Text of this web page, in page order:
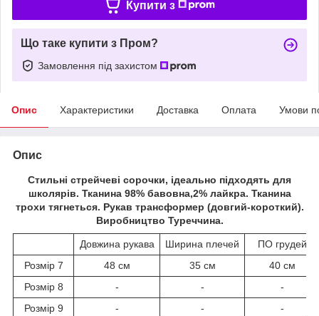
Купити з
Що таке купити з Пром?
Замовлення під захистом
Опис Характеристики Доставка Оплата Умови
Опис
Стильні стрейчеві сорочки, ідеально підходять для
школярів. Тканина 98% бавовна,2% лайкра. Тканина
трохи тягнеться. Рукав трансформер (довгий-короткий).
Виробництво Туреччина.
Довжина рукава Ширина плечей
ПО грудей
Розмір 7
48 см 35 см
40 см
Розмір 8
- -
-
Розмір 9
- -
-